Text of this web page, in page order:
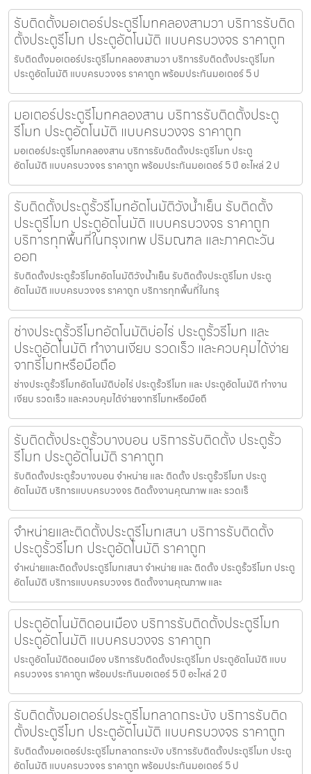
รับติดตั้งมอเตอร์ประตูรีโมทคลองสามวา บริการรับติด
ตั้งประตูรีโมท ประตูอัตโนมัติ แบบครบวงจร ราคาถูก
รับติดตั้งมอเตอร์ประตูรีโมทคลองสามวา บริการรับติดตั้งประตูรีโมท
ประตูอัตโนมัติ แบบครบวงจร ราคาถูก พร้อมประกันมอเตอร์ 5 ป
มอเตอร์ประตูรีโมทคลองสาน บริการรับติดตั้งประตู
รีโมท ประตูอัตโนมัติ แบบครบวงจร ราคาถูก
มอเตอร์ประตูรีโมทคลองสาน บริการรับติดตั้งประตูรีโมท ประตู
อัตโนมัติ แบบครบวงจร ราคาถูก พร้อมประกันมอเตอร์ 5 ปี อะไหล่ 2 ป
รับติดตั้งประตูรั้วรีโมทอัตโนมัติวังน้ำเย็น รับติดตั้ง
ประตูรีโมท ประตูอัตโนมัติ แบบครบวงจร ราคาถูก
บริการทุกพื้นที่ในกรุงเทพ ปริมณฑล และภาคตะวัน
ออก
รับติดตั้งประตูรั้วรีโมทอัตโนมัติวังน้ำเย็น รับติดตั้งประตูรีโมท ประตู
อัตโนมัติ แบบครบวงจร ราคาถูก บริการทุกพื้นที่ในกรุ
ช่างประตูรั้วรีโมทอัตโนมัติบ่อไร่ ประตูรั้วรีโมท และ
ประตูอัตโนมัติ ทำงานเงียบ รวดเร็ว และควบคุมได้ง่าย
จากรีโมทหรือมือถือ
ช่างประตูรั้วรีโมทอัตโนมัติบ่อไร่ ประตูรั้วรีโมท และ ประตูอัตโนมัติ ทำงาน
เงียบ รวดเร็ว และควบคุมได้ง่ายจากรีโมทหรือมือถื
รับติดตั้งประตูรั้วบางบอน บริการรับติดตั้ง ประตูรั้ว
รีโมท ประตูอัตโนมัติ ราคาถูก
รับติดตั้งประตูรั้วบางบอน จำหน่าย และ ติดตั้ง ประตูรั้วรีโมท ประตู
อัตโนมัติ บริการแบบครบวงจร ติดตั้งงานคุณภาพ และ รวดเร็
จำหน่ายและติดตั้งประตูรีโมทเสนา บริการรับติดตั้ง
ประตูรั้วรีโมท ประตูอัตโนมัติ ราคาถูก
จำหน่ายและติดตั้งประตูรีโมทเสนา จำหน่าย และ ติดตั้ง ประตูรั้วรีโมท ประตู
อัตโนมัติ บริการแบบครบวงจร ติดตั้งงานคุณภาพ และ
ประตูอัตโนมัติดอนเมือง บริการรับติดตั้งประตูรีโมท
ประตูอัตโนมัติ แบบครบวงจร ราคาถูก
ประตูอัตโนมัติดอนเมือง บริการรับติดตั้งประตูรีโมท ประตูอัตโนมัติ แบบ
ครบวงจร ราคาถูก พร้อมประกันมอเตอร์ 5 ปี อะไหล่ 2 ปี
รับติดตั้งมอเตอร์ประตูรีโมทลาดกระบัง บริการรับติด
ตั้งประตูรีโมท ประตูอัตโนมัติ แบบครบวงจร ราคาถูก
รับติดตั้งมอเตอร์ประตูรีโมทลาดกระบัง บริการรับติดตั้งประตูรีโมท ประตู
อัตโนมัติ แบบครบวงจร ราคาถูก พร้อมประกันมอเตอร์ 5 ป